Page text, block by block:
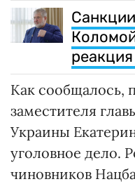
Как сообщалось,
заместителя
Украины
уголовное дело.
чиновников